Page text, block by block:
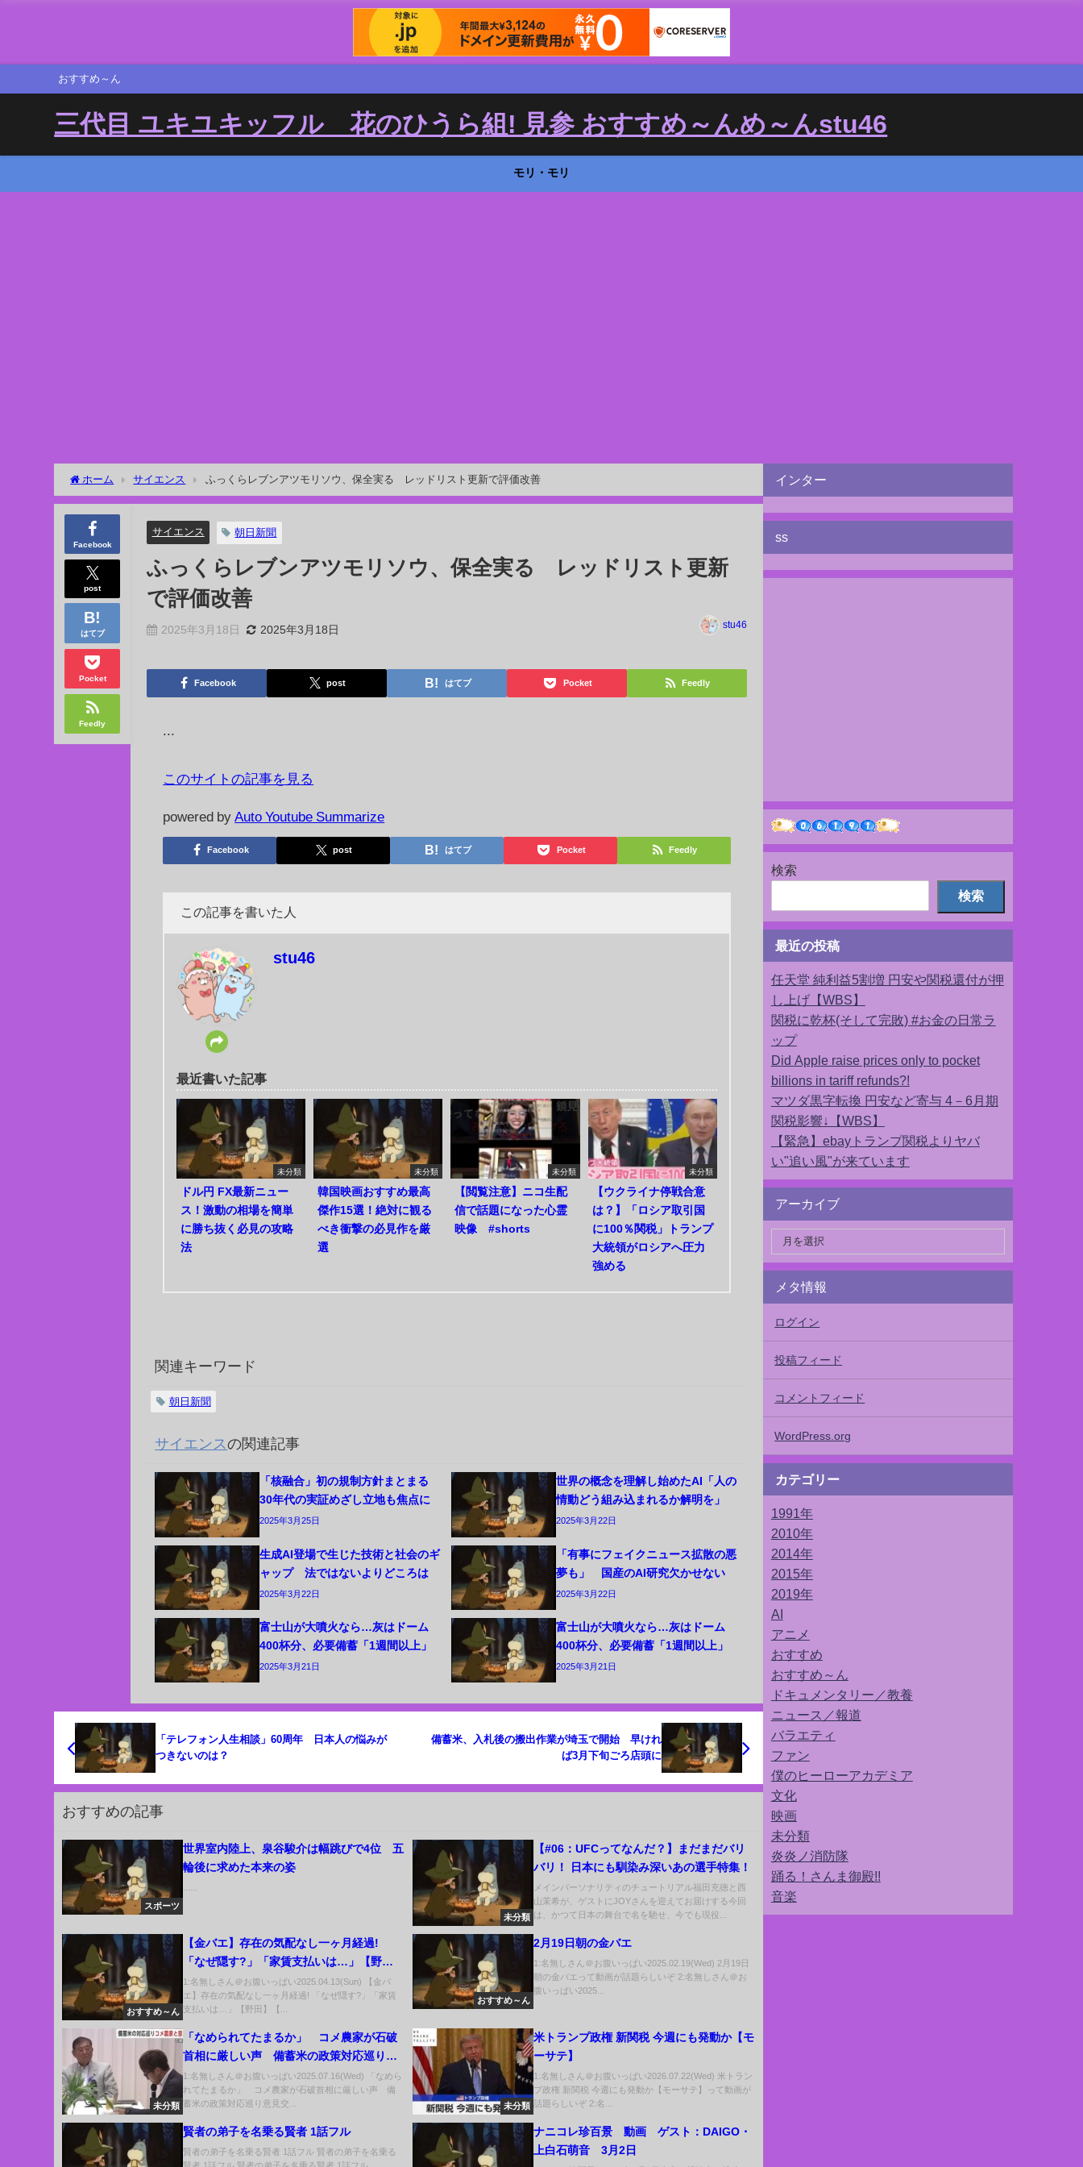
おすすめ～ん
三代目 ユキユキッフル 花のひうら組! 見参 おすすめ～んめ～んstu46
モリ・モリ
ホーム サイエンス ふっくらレブンアツモリソウ、保全実る レッドリスト更新で評価改善
Facebook
post
はてブ
Pocket
Feedly
サイエンス 朝日新聞
ふっくらレブンアツモリソウ、保全実る レッドリスト更新
で評価改善
2025年3月18日 2025年3月18日 stu46
Facebook post はてブ Pocket Feedly
このサイトの記事を見る
powered by Auto Youtube Summarize
Facebook post はてブ Pocket Feedly
この記事を書いた人
stu46
最近書いた記事
未分類
ドル円 FX最新ニュー
ス！激動の相場を簡単
に勝ち抜く必見の攻略
法
未分類
韓国映画おすすめ最高
傑作15選！絶対に観る
べき衝撃の必見作を厳
選
未分類
【閲覧注意】ニコ生配
信で話題になった心霊
映像 #shorts
未分類
【ウクライナ停戦合意
は？】「ロシア取引国
に100％関税」トランプ
大統領がロシアへ圧力
強める
関連キーワード
朝日新聞
サイエンスの関連記事
「核融合」初の規制方針まとまる
30年代の実証めざし立地も焦点に
2025年3月25日
世界の概念を理解し始めたAI「人の
情動どう組み込まれるか解明を」
2025年3月22日
生成AI登場で生じた技術と社会のギ
ャップ 法ではないよりどころは
2025年3月22日
「有事にフェイクニュース拡散の悪
夢も」 国産のAI研究欠かせない
2025年3月22日
富士山が大噴火なら…灰はドーム
400杯分、必要備蓄「1週間以上」
2025年3月21日
富士山が大噴火なら…灰はドーム
400杯分、必要備蓄「1週間以上」
2025年3月21日
「テレフォン人生相談」60周年 日本人の悩みが
つきないのは？
備蓄米、入札後の搬出作業が埼玉で開始 早けれ
ば3月下旬ごろ店頭に
おすすめの記事
スポーツ
世界室内陸上、泉谷駿介は幅跳びで4位 五
輪後に求めた本来の姿
未分類
【#06：UFCってなんだ？】まだまだバリ
バリ！ 日本にも馴染み深いあの選手特集！
メインパーソナリティのチュートリアル福田充徳と西
山茉希が、ゲストにJOYさんを迎えてお届けする今回
は、かつて日本の舞台で名を馳せ、今でも現役...
おすすめ～ん
【金バエ】存在の気配なし一ヶ月経過!
「なぜ隠す?」「家賃支払いは…」【野
田】【よっさん】【便所太郎】
1:名無しさん＠お腹いっぱい2025.04.13(Sun) 【金バ
エ】存在の気配なし一ヶ月経過! 「なぜ隠す?」「家賃
支払いは…」【野田】【...
おすすめ～ん
2月19日朝の金バエ
1:名無しさん＠お腹いっぱい2025.02.19(Wed) 2月19日
朝の金バエって動画が話題らしいぞ 2:名無しさん＠お
腹いっぱい2025...
未分類
「なめられてたまるか」 コメ農家が石破
首相に厳しい声 備蓄米の政策対応巡り意
見交換 秋田・大仙市 (25/07/14 19:00)
1:名無しさん＠お腹いっぱい2025.07.16(Wed) 「なめら
れてたまるか」 コメ農家が石破首相に厳しい声 備
蓄米の政策対応巡り意見交...
未分類
米トランプ政権 新関税 今週にも発動か【モ
ーサテ】
1:名無しさん＠お腹いっぱい2026.07.22(Wed) 米トラン
プ政権 新関税 今週にも発動か【モーサテ】って動画が
話題らしいぞ 2:名...
賢者の弟子を名乗る賢者 1話フル
賢者の弟子を名乗る賢者 1話フル 賢者の弟子を名乗る
ナニコレ珍百景 動画 ゲスト：DAIGO・
上白石萌音 3月2日
インター
ss
検索
検索
最近の投稿
任天堂 純利益5割増 円安や関税還付が押
し上げ【WBS】
関税に乾杯(そして完敗) #お金の日常ラ
ップ
Did Apple raise prices only to pocket
billions in tariff refunds?!
マツダ黒字転換 円安など寄与 4－6月期
関税影響↓【WBS】
【緊急】ebayトランプ関税よりヤバ
い"追い風"が来ています
アーカイブ
メタ情報
ログイン
投稿フィード
コメントフィード
WordPress.org
カテゴリー
1991年
2010年
2014年
2015年
2019年
AI
アニメ
おすすめ
おすすめ～ん
ドキュメンタリー／教養
ニュース／報道
バラエティ
ファン
僕のヒーローアカデミア
文化
映画
未分類
炎炎ノ消防隊
踊る！さんま御殿!!
音楽